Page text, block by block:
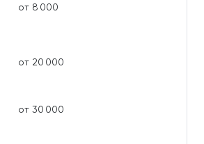
от 8 000
от 20 000
от 30 000